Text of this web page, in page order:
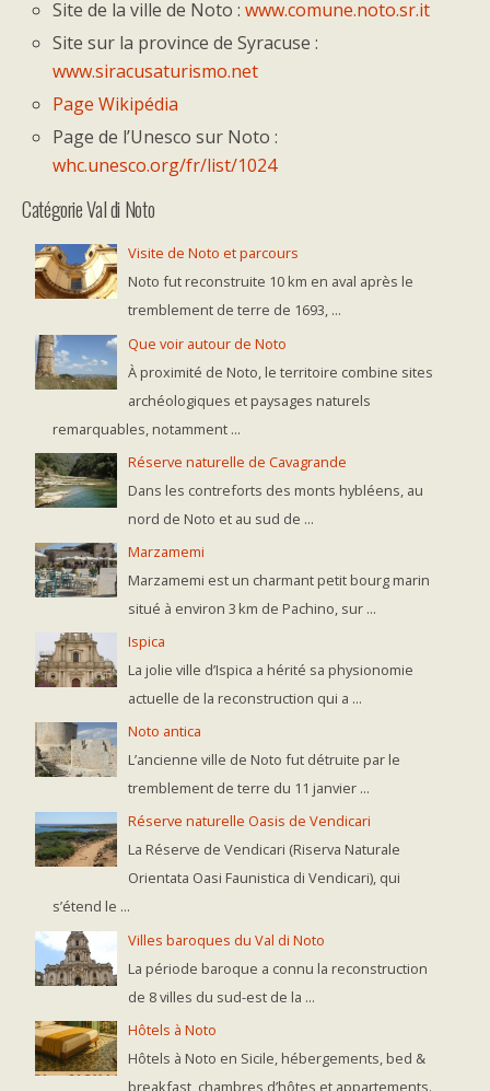
Site de la ville de Noto :www.comune.noto.sr.it
Site sur la province de Syracuse :
www.siracusaturismo.net
Page Wikipédia
Page de l’Unesco sur Noto :
whc.unesco.org/fr/list/1024
Catégorie Val di Noto
Visite de Noto et parcours
Noto fut reconstruite 10 km en aval après le
tremblement de terre de 1693, ...
Que voir autour de Noto
À proximité de Noto, le territoire combine sites
archéologiques et paysages naturels
remarquables, notamment ...
Réserve naturelle de Cavagrande
Dans les contreforts des monts hybléens, au
nord de Noto et au sud de ...
Marzamemi
Marzamemi est un charmant petit bourg marin
situé à environ 3 km de Pachino, sur ...
Ispica
La jolie ville d’Ispica a hérité sa physionomie
actuelle de la reconstruction qui a ...
Noto antica
L’ancienne ville de Noto fut détruite par le
tremblement de terre du 11 janvier ...
Réserve naturelle Oasis de Vendicari
La Réserve de Vendicari (Riserva Naturale
Orientata Oasi Faunistica di Vendicari), qui
s’étend le ...
Villes baroques du Val di Noto
La période baroque a connu la reconstruction
de 8 villes du sud-est de la ...
Hôtels à Noto
Hôtels à Noto en Sicile, hébergements, bed &
breakfast, chambres d’hôtes et appartements.